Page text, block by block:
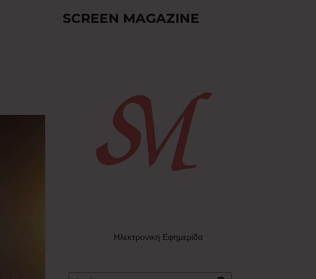
SCREEN MAGAZINE
Ηλεκτρονική Εφημερίδα